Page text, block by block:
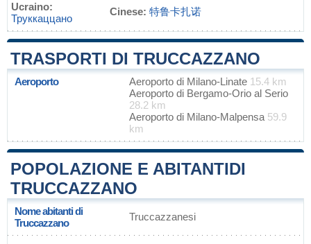
Ucraino:
Труккаццано
Cinese: 特鲁卡扎诺
TRASPORTI DI TRUCCAZZANO
Aeroporto Aeroporto di Milano-Linate 15.4 km
Aeroporto di Bergamo-Orio al Serio
28.2 km
Aeroporto di Milano-Malpensa 59.9
km
POPOLAZIONE E ABITANTIDI
TRUCCAZZANO
Nome abitanti di
Truccazzano
Truccazzanesi